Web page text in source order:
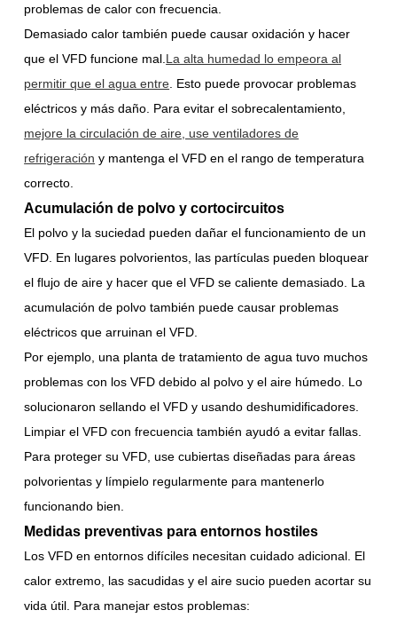
problemas de calor con frecuencia.
Demasiado calor también puede causar oxidación y hacer
que el VFD funcione mal. La alta humedad lo empeora al
permitir que el agua entre . Esto puede provocar problemas
eléctricos y más daño. Para evitar el sobrecalentamiento,
mejore la circulación de aire, use ventiladores de
refrigeración y mantenga el VFD en el rango de temperatura
correcto.
Acumulación de polvo y cortocircuitos
El polvo y la suciedad pueden dañar el funcionamiento de un
VFD. En lugares polvorientos, las partículas pueden bloquear
el flujo de aire y hacer que el VFD se caliente demasiado. La
acumulación de polvo también puede causar problemas
eléctricos que arruinan el VFD.
Por ejemplo, una planta de tratamiento de agua tuvo muchos
problemas con los VFD debido al polvo y el aire húmedo. Lo
solucionaron sellando el VFD y usando deshumidificadores.
Limpiar el VFD con frecuencia también ayudó a evitar fallas.
Para proteger su VFD, use cubiertas diseñadas para áreas
polvorientas y límpielo regularmente para mantenerlo
funcionando bien.
Medidas preventivas para entornos hostiles
Los VFD en entornos difíciles necesitan cuidado adicional. El
calor extremo, las sacudidas y el aire sucio pueden acortar su
vida útil. Para manejar estos problemas: